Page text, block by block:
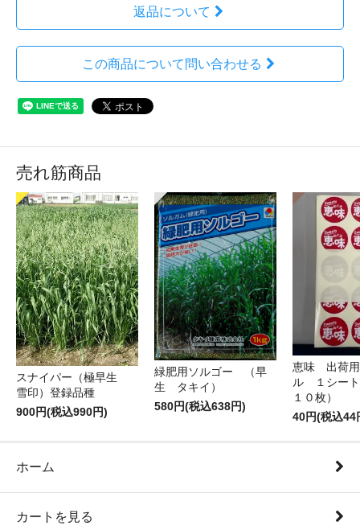
返品について
この商品について問い合わせる
売れ筋商品
スナイパー（極早生
雪印）登録品種
900円(税込990円)
緑肥用ソルゴー （早
生 タキイ）
580円(税込638円)
恵味 出荷
ル １シート
１０枚）
40円(税込44
ホーム
カートを見る